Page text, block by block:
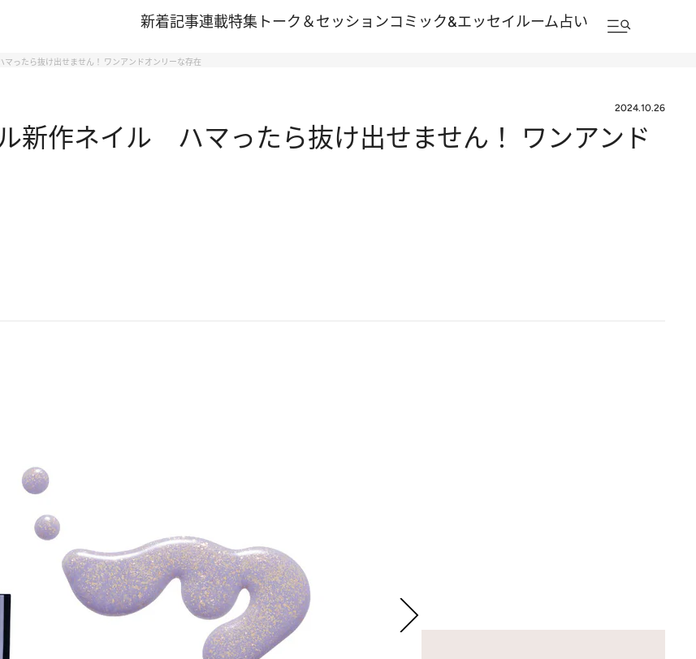
新着記事連載特集 トーク＆セッションコミック&エッセイルーム占い
ったら抜け出せません！ ワンアンドオンリーな存在
2024.10.26
新作ネイル ハマったら抜け出せません！ ワンアンド